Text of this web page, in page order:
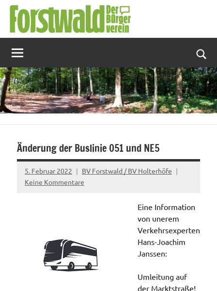
Zum
Inhalt
springen
Änderung der Buslinie 051 und NE5
5. Februar 2022
BV Forstwald / BV Holterhöfe
Keine Kommentare
Eine Information
von unerem
Verkehrsexperten
Hans-Joachim
Janssen:
Umleitung auf
der Marktstraße!